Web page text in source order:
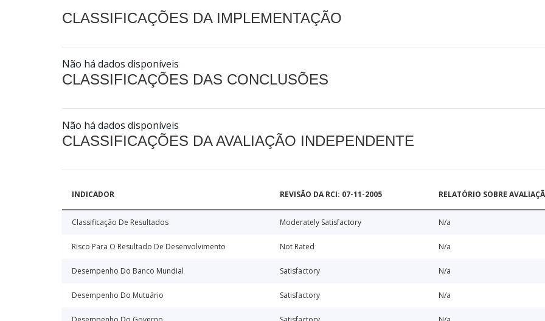
CLASSIFICAÇÕES DA IMPLEMENTAÇÃO
Não há dados disponíveis
CLASSIFICAÇÕES DAS CONCLUSÕES
Não há dados disponíveis
CLASSIFICAÇÕES DA AVALIAÇÃO INDEPENDENTE
INDICADOR REVISÃO DA RCI: 07-11-2005 RELATÓRIO SOBRE
Classificação De Resultados Moderately Satisfactory N/a
Risco Para O Resultado De Desenvolvimento Not Rated N/a
Desempenho Do Banco Mundial Satisfactory N/a
Desempenho Do Mutuário Satisfactory N/a